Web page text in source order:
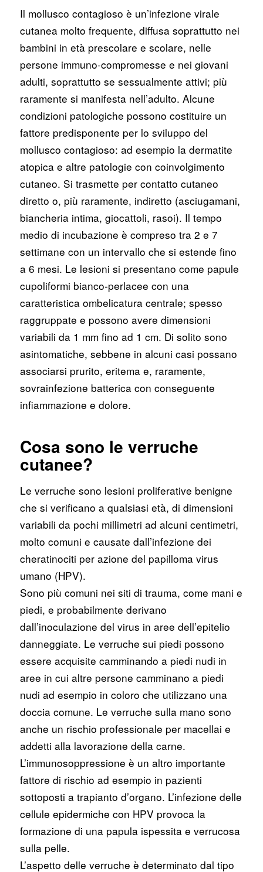
Il mollusco contagioso è un’infezione virale
cutanea molto frequente, diffusa soprattutto nei
bambini in età prescolare e scolare, nelle
persone immuno-compromesse e nei giovani
adulti, soprattutto se sessualmente attivi; più
raramente si manifesta nell’adulto. Alcune
condizioni patologiche possono costituire un
fattore predisponente per lo sviluppo del
mollusco contagioso: ad esempio la dermatite
atopica e altre patologie con coinvolgimento
cutaneo. Si trasmette per contatto cutaneo
diretto o, più raramente, indiretto (asciugamani,
biancheria intima, giocattoli, rasoi). Il tempo
medio di incubazione è compreso tra 2 e 7
settimane con un intervallo che si estende fino
a 6 mesi. Le lesioni si presentano come papule
cupoliformi bianco-perlacee con una
caratteristica ombelicatura centrale; spesso
raggruppate e possono avere dimensioni
variabili da 1 mm fino ad 1 cm. Di solito sono
asintomatiche, sebbene in alcuni casi possano
associarsi prurito, eritema e, raramente,
sovrainfezione batterica con conseguente
infiammazione e dolore.
Cosa sono le verruche
cutanee?
Le verruche sono lesioni proliferative benigne
che si verificano a qualsiasi età, di dimensioni
variabili da pochi millimetri ad alcuni centimetri,
molto comuni e causate dall’infezione dei
cheratinociti per azione del papilloma virus
umano (HPV).
Sono più comuni nei siti di trauma, come mani e
piedi, e probabilmente derivano
dall’inoculazione del virus in aree dell’epitelio
danneggiate. Le verruche sui piedi possono
essere acquisite camminando a piedi nudi in
aree in cui altre persone camminano a piedi
nudi ad esempio in coloro che utilizzano una
doccia comune. Le verruche sulla mano sono
anche un rischio professionale per macellai e
addetti alla lavorazione della carne.
L’immunosoppressione è un altro importante
fattore di rischio ad esempio in pazienti
sottoposti a trapianto d’organo. L’infezione delle
cellule epidermiche con HPV provoca la
formazione di una papula ispessita e verrucosa
sulla pelle.
L’aspetto delle verruche è determinato dal tipo